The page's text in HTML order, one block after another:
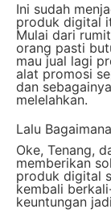
Ini sudah
produk digital
Mulai dari
orang pasti
mau jual lagi
alat promosi
dan
melelahkan.
Lalu
Oke, Tenang,
memberikan
produk digital
kembali
keuntungan